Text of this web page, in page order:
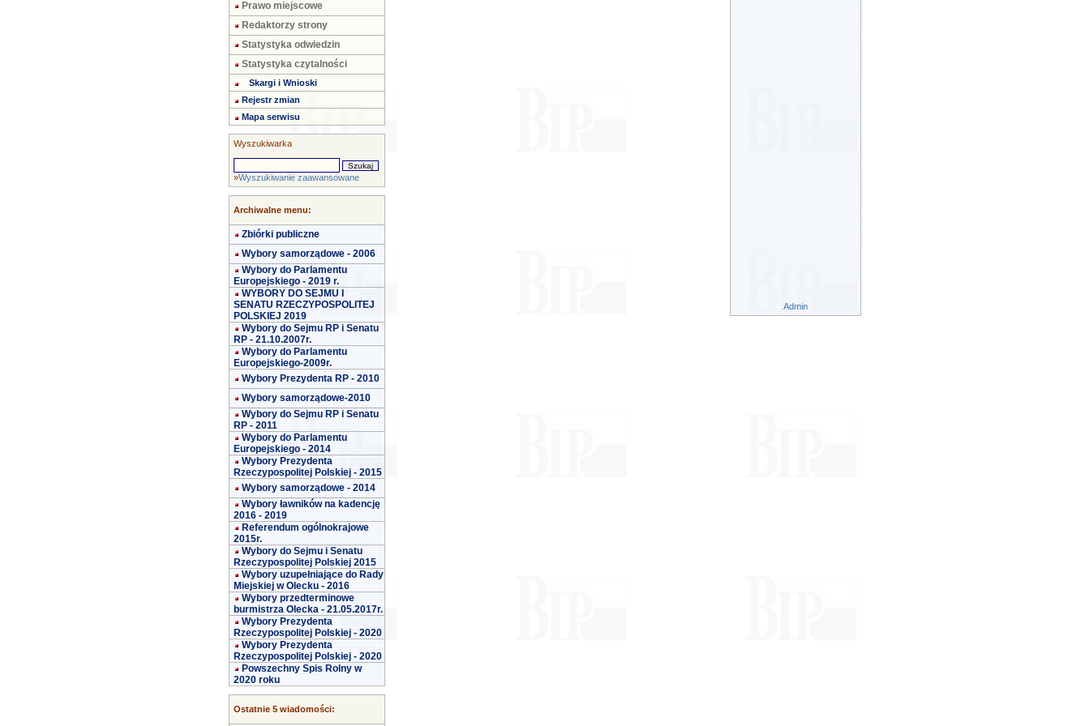
Prawo miejscowe
Redaktorzy strony
Statystyka odwiedzin
Statystyka czytalności
Skargi i Wnioski
Rejestr zmian
Mapa serwisu
Wyszukiwarka
»Wyszukiwanie zaawansowane
Archiwalne menu:
Zbiórki publiczne
Wybory samorządowe - 2006
Wybory do Parlamentu
Europejskiego - 2019 r.
WYBORY DO SEJMU I
SENATU RZECZYPOSPOLITEJ
POLSKIEJ 2019
Wybory do Sejmu RP i Senatu
RP - 21.10.2007r.
Wybory do Parlamentu
Europejskiego-2009r.
Wybory Prezydenta RP - 2010
Wybory samorządowe-2010
Wybory do Sejmu RP i Senatu
RP - 2011
Wybory do Parlamentu
Europejskiego - 2014
Wybory Prezydenta
Rzeczypospolitej Polskiej - 2015
Wybory samorządowe - 2014
Wybory ławników na kadencję
2016 - 2019
Referendum ogólnokrajowe
2015r.
Wybory do Sejmu i Senatu
Rzeczypospolitej Polskiej 2015
Wybory uzupełniające do Rady
Miejskiej w Olecku - 2016
Wybory przedterminowe
burmistrza Olecka - 21.05.2017r.
Wybory Prezydenta
Rzeczypospolitej Polskiej - 2020
Wybory Prezydenta
Rzeczypospolitej Polskiej - 2020
Powszechny Spis Rolny w
2020 roku
Ostatnie 5 wiadomości:
Admin